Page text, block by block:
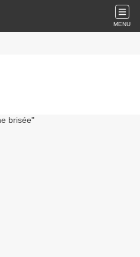
MENU